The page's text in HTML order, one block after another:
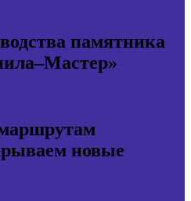
памятника
новые